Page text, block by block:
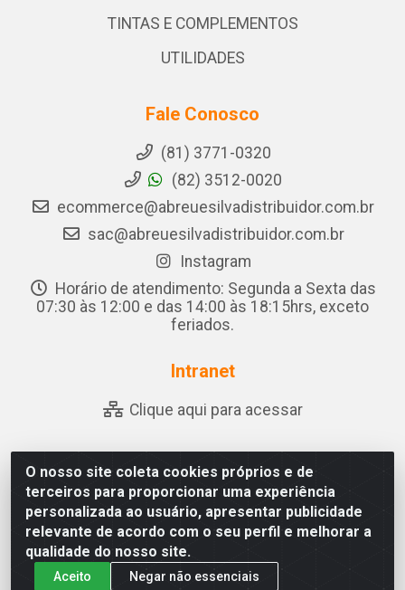
O nosso site coleta cookies próprios e de
terceiros para proporcionar uma experiência
personalizada ao usuário, apresentar publicidade
relevante de acordo com o seu perfil e melhorar a
qualidade do nosso site.
Aceito Negar não essenciais
TINTAS E COMPLEMENTOS
UTILIDADES
Fale Conosco
(81) 3771-0320
(82) 3512-0020
ecommerce@abreuesilvadistribuidor.com.br
sac@abreuesilvadistribuidor.com.br
Instagram
Horário de atendimento: Segunda a Sexta das
07:30 às 12:00 e das 14:00 às 18:15hrs, exceto
feriados.
Intranet
Clique aqui para acessar
Abreu & Silva - Rua Padre Jose de Souza Leite, 265 - Ariado,
Olho D'Água das Flores/AL - CEP 57.442-000 - CNPJ
04.790.656/0001-06